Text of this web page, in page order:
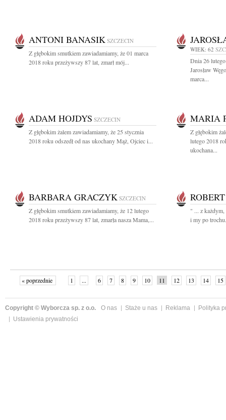
ANTONI BANASIK SZCZECIN
Z głębokim smutkiem zawiadamiamy, że 01 marca
2018 roku przeżywszy 87 lat, zmarł mój...
WIEK: 62
Dnia 26
Jarosław
marca...
ADAM HOJDYS SZCZECIN
Z głębokim żalem zawiadamiamy, że 25 stycznia
2018 roku odszedł od nas ukochany Mąż, Ojciec i...
MARIA
Z głębokim
lutego 2018
ukochana...
BARBARA GRACZYK SZCZECIN
Z głębokim smutkiem zawiadamiamy, że 12 lutego
2018 roku przeżywszy 87 lat, zmarła nasza Mama,...
" ... z
i my po
« poprzednie 1 ... 6 7 8 9 10 11 12 13 14 15
Copyright © Wyborcza sp. z o.o. O nas Staże u nas Reklama
Polityka
Ustawienia prywatności